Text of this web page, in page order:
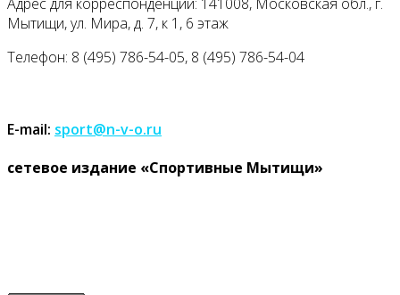
Мытищи, ул. Мира, д. 7, к 1, 6 этаж
Телефон: 8 (495) 786-54-05, 8 (495) 786-54-04
E-mail: sport@n-v-o.ru
cетевое издание «Спортивные Мытищи»